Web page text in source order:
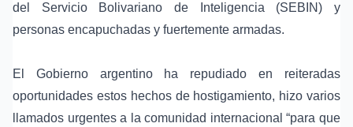
del Servicio Bolivariano de Inteligencia (SEBIN) y
personas encapuchadas y fuertemente armadas.
El Gobierno argentino ha repudiado en reiteradas
oportunidades estos hechos de hostigamiento, hizo varios
llamados urgentes a la comunidad internacional “para que